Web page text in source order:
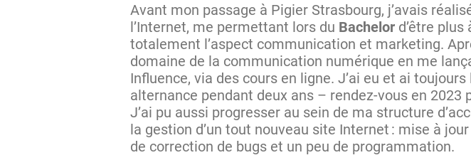
Avant mon passage à Pigier Strasbourg, j’avais
l’Internet, me permettant lors du Bachelor d’être
totalement l’aspect communication et marketing.
domaine de la communication numérique en me
Influence, via des cours en ligne. J’ai eu et ai
alternance pendant deux ans – rendez-vous en 2023
J’ai pu aussi progresser au sein de ma structure
la gestion d’un tout nouveau site Internet : mise à
de correction de bugs et un peu de programmation.